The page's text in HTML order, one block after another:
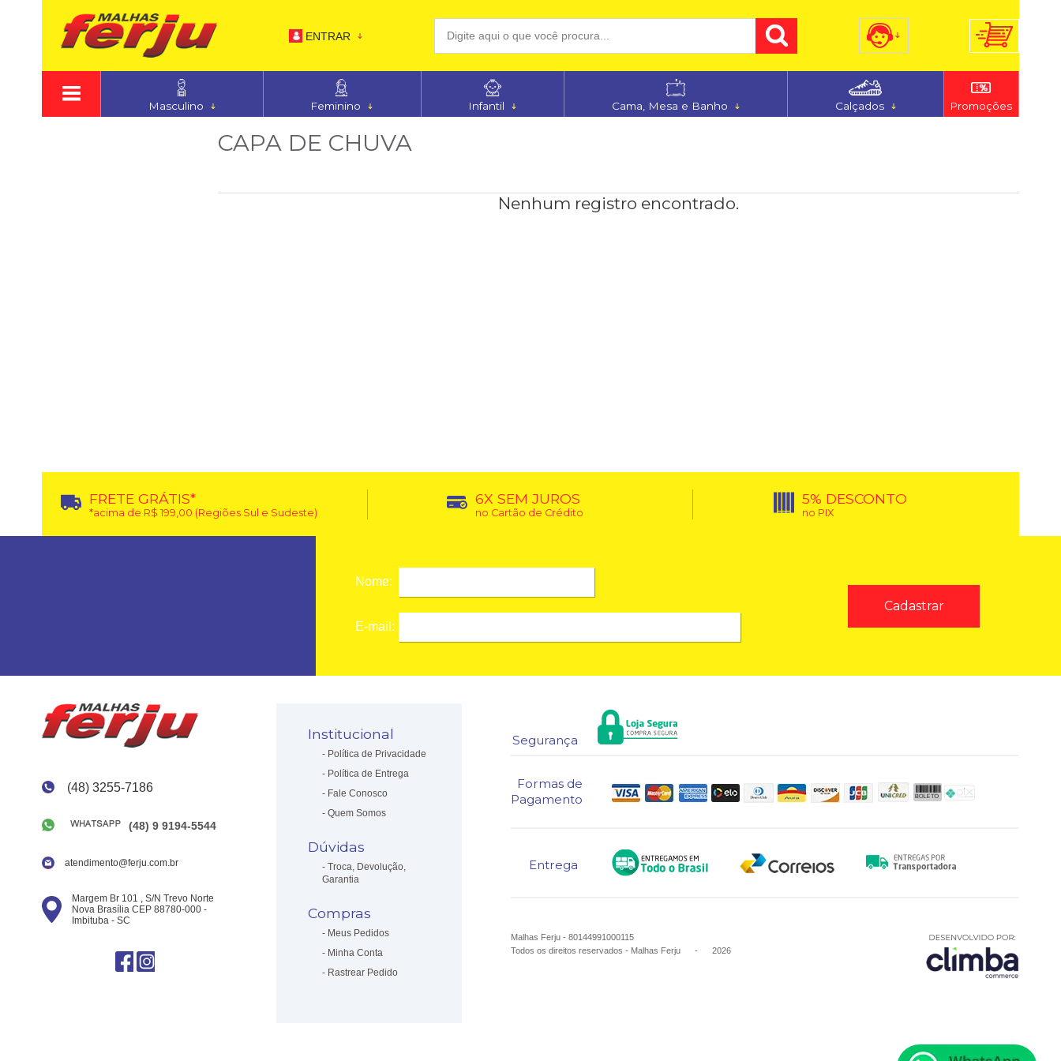
ENTRAR
(48) 3255-7186
Masculino Feminino Infantil Cama, Mesa e Banho Calçados Promoções
CAPA DE CHUVA
Nenhum registro encontrado.
FRETE GRÁTIS*
*acima de R$ 199,00 (Regiões Sul e Sudeste)
6X SEM JUROS
no Cartão de Crédito
5% DESCONTO
no PIX
Nome:
E-mail:
(48) 3255-7186
(48) 9 9194-5544
atendimento@ferju.com.br
Margem Br 101 , S/N Trevo Norte
Nova Brasília CEP 88780-000 -
Imbituba - SC
Institucional
Política de Privacidade
Política de Entrega
Fale Conosco
Quem Somos
Dúvidas
Troca, Devolução,
Garantia
Compras
Meus Pedidos
Minha Conta
Rastrear Pedido
Segurança
Formas de
Pagamento
Entrega
Malhas Ferju - 80144991000115
Todos os direitos reservados- Malhas Ferju - 2026